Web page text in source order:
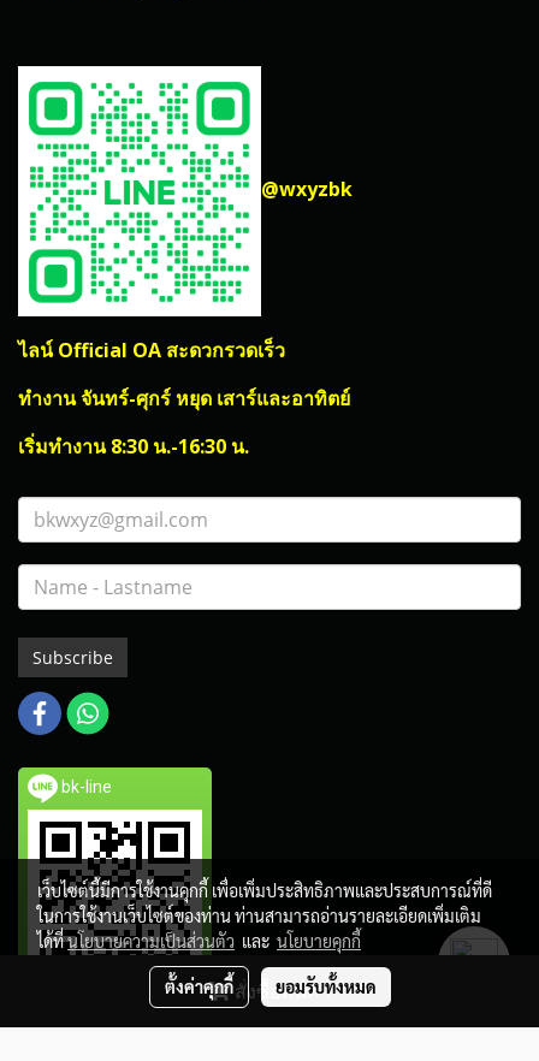
สั่งซื้อสินค้า
@wxyzbk
ไลน์ Official OA สะดวกรวดเร็ว
ทำงาน จันทร์-ศุกร์ หยุด เสาร์และอาทิตย์
เริ่มทำงาน 8:30 น.-16:30 น.
Subscribe
bk-line
เว็บไซต์นี้มีการใช้งานคุกกี้ เพื่อเพิ่มประสิทธิภาพและประสบการณ์ที่ดี
ในการใช้งานเว็บไซต์ของท่าน ท่านสามารถอ่านรายละเอียดเพิ่มเติม
ได้ที่นโยบายความเป็นส่วนตัว และ นโยบายคุกกี้
ตั้งค่าคุกกี้ ยอมรับทั้งหมด